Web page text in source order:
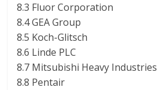
8.3 Fluor Corporation
8.4 GEA Group
8.5 Koch-Glitsch
8.6 Linde PLC
8.7 Mitsubishi Heavy Industries
8.8 Pentair